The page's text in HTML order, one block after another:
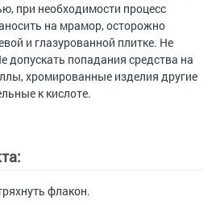
при необходимости процесс
на мрамор, осторожно
и глазурованной плитке. Не
допускать попадания средства на
хромированные изделия другие
к кислоте.
флакон.